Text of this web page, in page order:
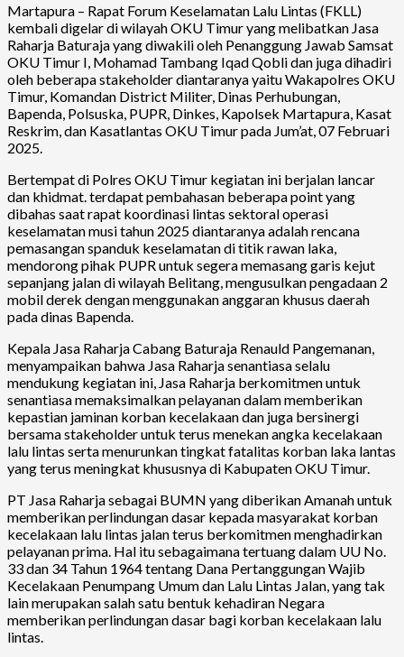
Martapura – Rapat Forum Keselamatan Lalu Lintas (FKLL)
kembali digelar di wilayah OKU Timur yang melibatkan Jasa
Raharja Baturaja yang diwakili oleh Penanggung Jawab Samsat
OKU Timur I, Mohamad Tambang Iqad Qobli dan juga dihadiri
oleh beberapa stakeholder diantaranya yaitu Wakapolres OKU
Timur, Komandan District Militer, Dinas Perhubungan,
Bapenda, Polsuska, PUPR, Dinkes, Kapolsek Martapura, Kasat
Reskrim, dan Kasatlantas OKU Timur pada Jum’at, 07 Februari
2025.
Bertempat di Polres OKU Timur kegiatan ini berjalan lancar
dan khidmat. terdapat pembahasan beberapa point yang
dibahas saat rapat koordinasi lintas sektoral operasi
keselamatan musi tahun 2025 diantaranya adalah rencana
pemasangan spanduk keselamatan di titik rawan laka,
mendorong pihak PUPR untuk segera memasang garis kejut
sepanjang jalan di wilayah Belitang, mengusulkan pengadaan 2
mobil derek dengan menggunakan anggaran khusus daerah
pada dinas Bapenda.
Kepala Jasa Raharja Cabang Baturaja Renauld Pangemanan,
menyampaikan bahwa Jasa Raharja senantiasa selalu
mendukung kegiatan ini, Jasa Raharja berkomitmen untuk
senantiasa memaksimalkan pelayanan dalam memberikan
kepastian jaminan korban kecelakaan dan juga bersinergi
bersama stakeholder untuk terus menekan angka kecelakaan
lalu lintas serta menurunkan tingkat fatalitas korban laka lantas
yang terus meningkat khususnya di Kabupaten OKU Timur.
PT Jasa Raharja sebagai BUMN yang diberikan Amanah untuk
memberikan perlindungan dasar kepada masyarakat korban
kecelakaan lalu lintas jalan terus berkomitmen menghadirkan
pelayanan prima. Hal itu sebagaimana tertuang dalam UU No.
33 dan 34 Tahun 1964 tentang Dana Pertanggungan Wajib
Kecelakaan Penumpang Umum dan Lalu Lintas Jalan, yang tak
lain merupakan salah satu bentuk kehadiran Negara
memberikan perlindungan dasar bagi korban kecelakaan lalu
lintas.